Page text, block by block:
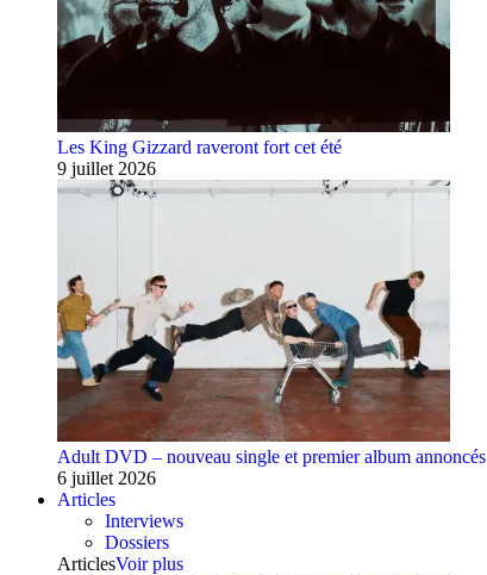
Les King Gizzard raveront fort cet été
9 juillet 2026
Adult DVD – nouveau single et premier album annoncés
6 juillet 2026
Articles
Interviews
Dossiers
ArticlesVoir plus